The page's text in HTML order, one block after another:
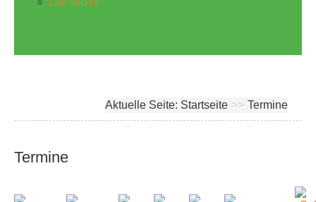
Laufstrecken
Aktuelle Seite: Startseite >> Termine
Termine